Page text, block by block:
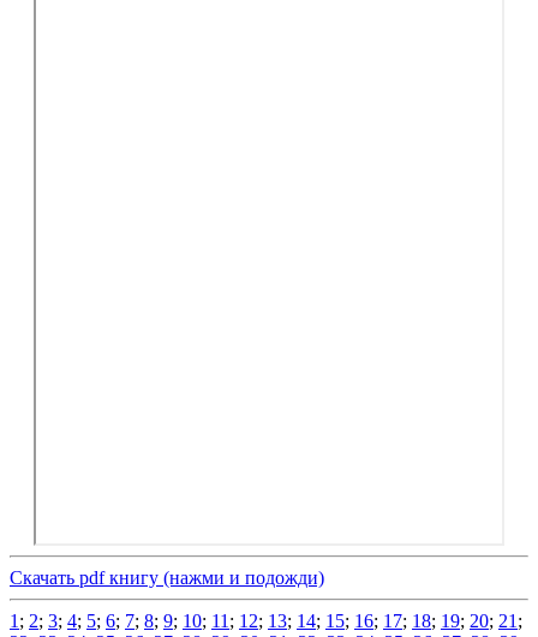
Скачать pdf книгу (нажми и подожди)
1 ; 2; 3; 4; 5; 6; 7; 8; 9; 10; 11 ; 12; 13; 14; 15; 16; 17; 18; 19; 20; 21 ;